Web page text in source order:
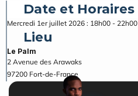
Date et Horaires
Mercredi 1er juillet 2026 : 18h00 - 22h00
Lieu
Le Palm
2 Avenue des Arawaks
97200 Fort-de-France